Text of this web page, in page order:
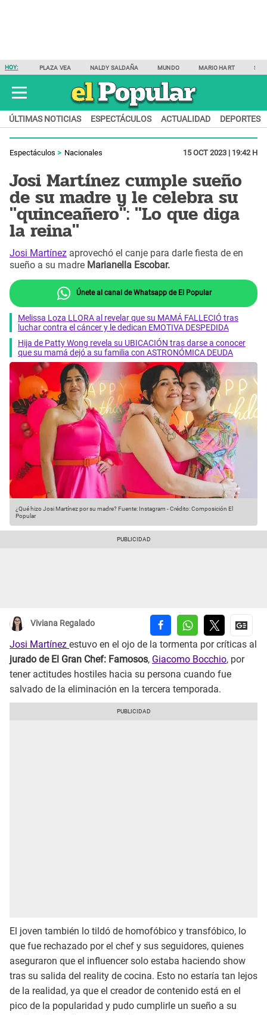
HOY: PLAZA VEA NALDY SALDAÑA MUNDO MARIO HART
ÚLTIMAS NOTICIAS ESPECTÁCULOS ACTUALIDAD DEPORTES
Espectáculos Nacionales 15 OCT 2023 | 19:42 H
Josi Martínez cumple sueño
de su madre y le celebra su
"quinceañero": "Lo que diga
la reina"
Josi Martínez aprovechó el canje para darle fiesta de en
sueño a su madre Marianella Escobar.
Únete al canal de Whatsapp de El Popular
Melissa Loza LLORA al revelar que su MAMÁ FALLECIÓ tras
luchar contra el cáncer y le dedican EMOTIVA DESPEDIDA
Hija de Patty Wong revela su UBICACIÓN tras darse a conocer
que su mamá dejó a su familia con ASTRONÓMICA DEUDA
¿Qué hizo Josi Martínez por su madre?Fuente: Instagram -Crédito: Composición El
Popular
Viviana Regalado
Josi Martínez estuvo en el ojo de la tormenta por críticas al
jurado de El Gran Chef: Famosos, Giacomo Bocchio, por
tener actitudes hostiles hacia su persona cuando fue
salvado de la eliminación en la tercera temporada.
El joven también lo tildó de homofóbico y transfóbico, lo
que fue rechazado por el chef y sus seguidores, quienes
aseguraron que el influencer solo estaba haciendo show
tras su salida del reality de cocina. Esto no estaría tan lejos
de la realidad, ya que el creador de contenido está en el
pico de la popularidad y pudo cumplirle un sueño a su